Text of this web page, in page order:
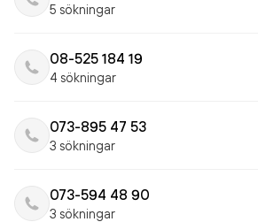
5 sökningar
08-525 184 19
4 sökningar
073-895 47 53
3 sökningar
073-594 48 90
3 sökningar